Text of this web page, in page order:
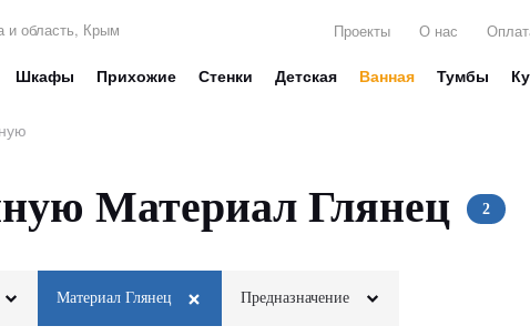
и область, Крым Проекты О нас
Шкафы Прихожие Стенки Детская Ванная Тумбы
Материал Глянец Предназначение
Материал Глянец